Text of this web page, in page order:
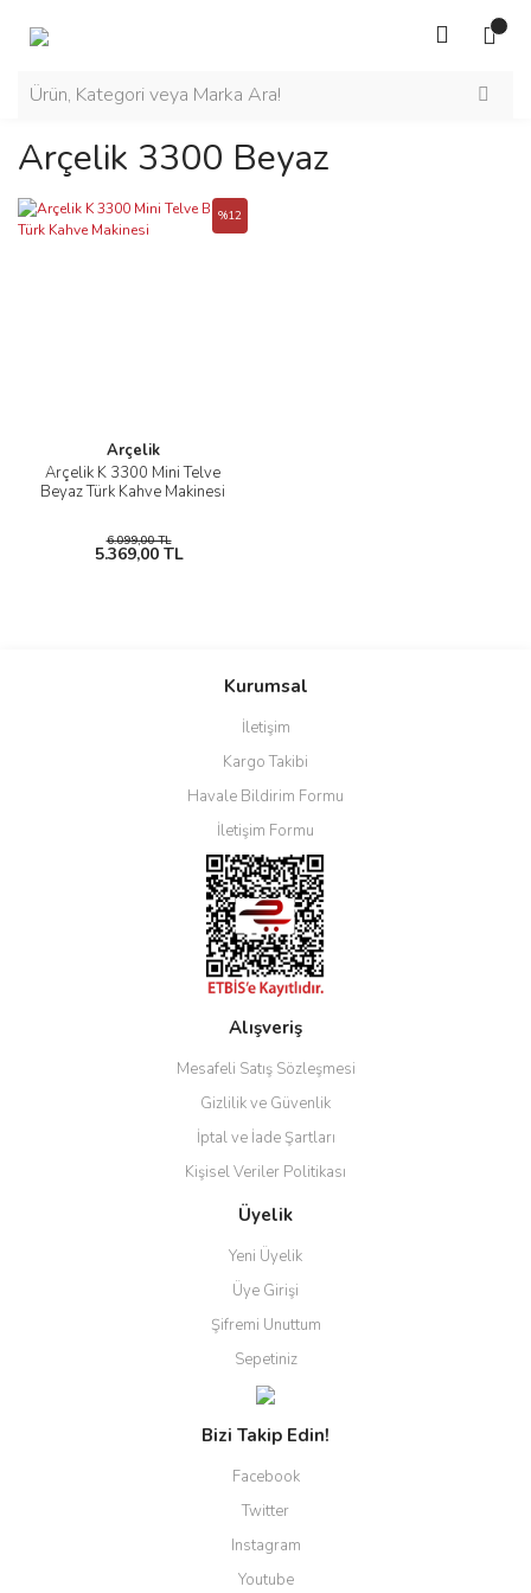
Arçelik 3300 Beyaz
Arçelik
Arçelik K 3300 Mini Telve
Beyaz Türk Kahve Makinesi
%12
6.099,00 TL
5.369,00 TL
Kurumsal
İletişim
Kargo Takibi
Havale Bildirim Formu
İletişim Formu
Alışveriş
Mesafeli Satış Sözleşmesi
Gizlilik ve Güvenlik
İptal ve İade Şartları
Kişisel Veriler Politikası
Üyelik
Yeni Üyelik
Üye Girişi
Şifremi Unuttum
Sepetiniz
Bizi Takip Edin!
Facebook
Twitter
Instagram
Youtube